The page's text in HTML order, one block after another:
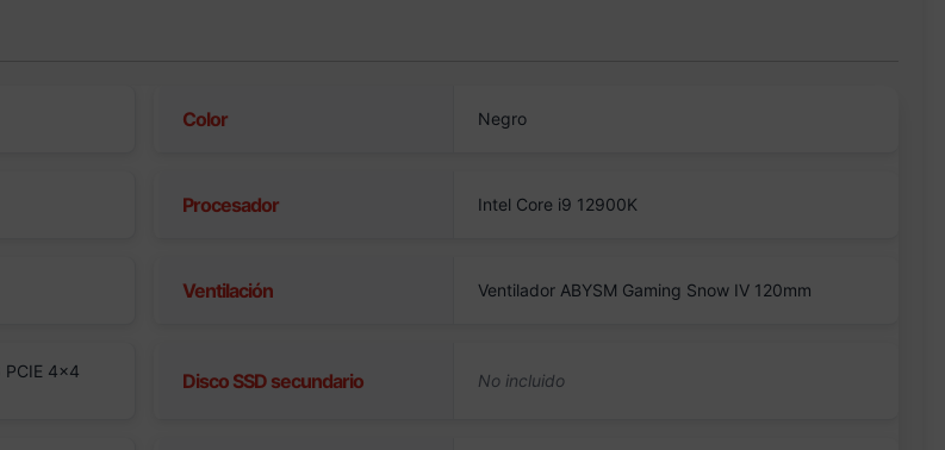
Color Negro
Procesador Intel Core i9 12900K
Ventilación Ventilador ABYSM Gaming Snow IV 120mm
PCIE 4×4
Disco SSD secundario